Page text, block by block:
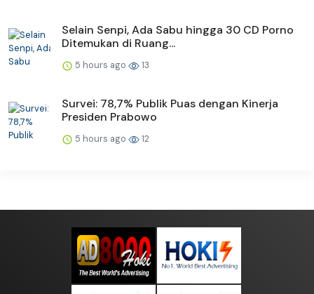
Selain Senpi, Ada Sabu hingga 30 CD Porno
Ditemukan di Ruang...
5 hours ago 13
Survei: 78,7% Publik Puas dengan Kinerja
Presiden Prabowo
5 hours ago 12